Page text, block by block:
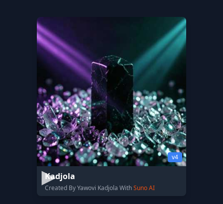
v4
Kadjola
Created By Yawovi Kadjola WithSuno AI